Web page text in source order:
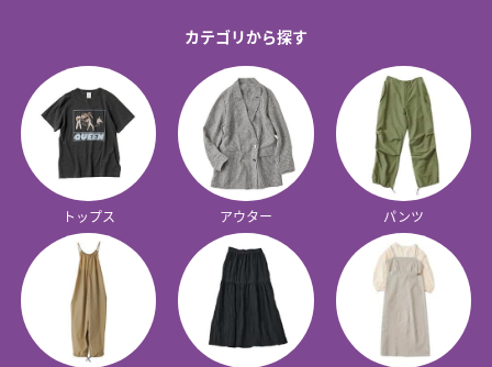
カテゴリから探す
トップス アウター パンツ